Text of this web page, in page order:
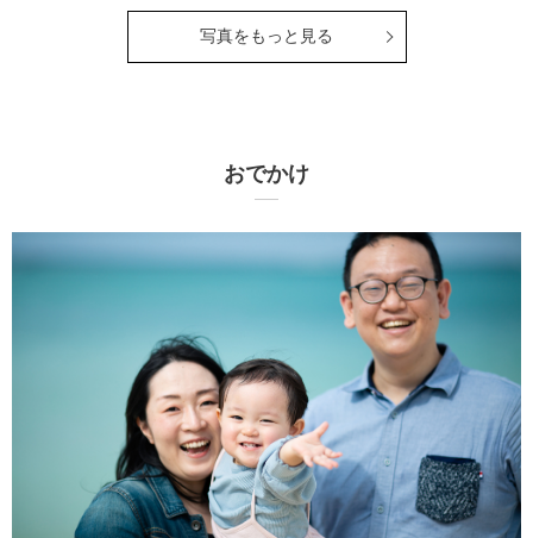
写真をもっと見る
おでかけ